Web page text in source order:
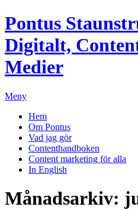
Pontus
Digitalt,
Medier
Meny
Hem
Om Pontus
Vad jag gör
Contenthandboken
Content marketing för alla
In English
Månadsarkiv: